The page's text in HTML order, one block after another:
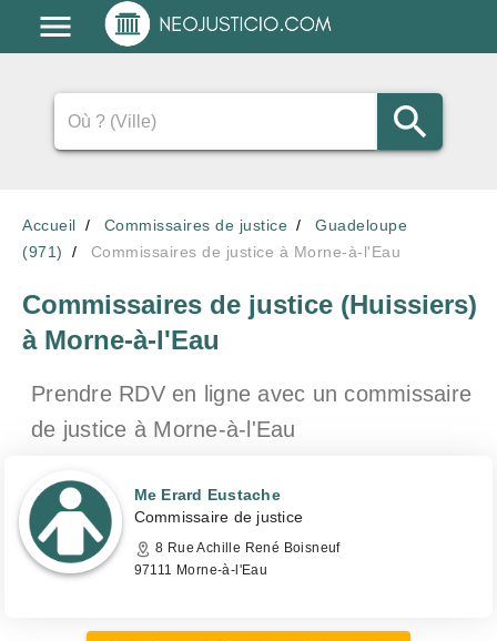
Accueil Commissaires de justice
Guadeloupe
(971)
Commissaires de justice à Morne-à-l'Eau
Commissaires de justice (Huissiers)
à Morne-à-l'Eau
Prendre RDV en ligne avec un commissaire
de justice à Morne-à-l'Eau
Me Erard Eustache
Commissaire de justice
8 Rue Achille René Boisneuf
97111 Morne-à-l'Eau